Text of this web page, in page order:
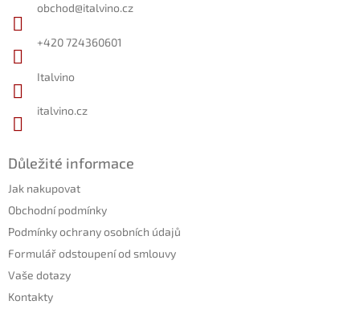
obchod@italvino.cz
+420 724360601
Italvino
italvino.cz
Důležité informace
Jak nakupovat
Obchodní podmínky
Podmínky ochrany osobních údajů
Formulář odstoupení od smlouvy
Vaše dotazy
Kontakty